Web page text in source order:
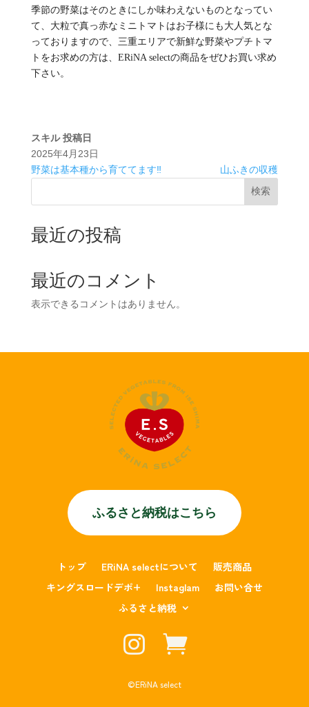
季節の野菜はそのときにしか味わえないものとなってい
て、大粒で真っ赤なミニトマトはお子様にも大人気とな
っておりますので、三重エリアで新鮮な野菜やプチトマ
トをお求めの方は、ERiNA selectの商品をぜひお買い求め
下さい。
スキル 投稿日
2025年4月23日
野菜は基本種から育ててます‼️
山ふきの収穫
検索
最近の投稿
最近のコメント
表示できるコメントはありません。
ふるさと納税はこちら
トップ ERiNA selectについて
販売商品
キングスロードデポ+
Instaglam
お問い合せ
ふるさと納税
 
©︎ERiNA select